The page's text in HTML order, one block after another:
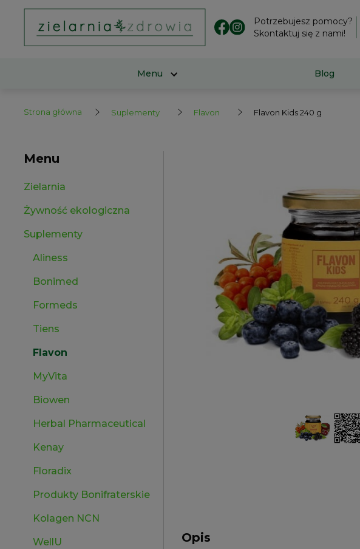
Potrzebujesz pomocy?
Skontaktuj się z nami!
Menu Blog
Strona główna Suplementy Flavon Flavon Kids 240 g
Menu
Zielarnia
Żywność ekologiczna
Suplementy
Aliness
Bonimed
Formeds
Tiens
Flavon
MyVita
Biowen
Herbal Pharmaceutical
Kenay
Floradix
Produkty Bonifraterskie
Kolagen NCN
WellU Opis